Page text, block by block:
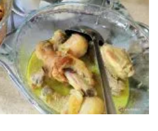
perlu dijaga agar tetap